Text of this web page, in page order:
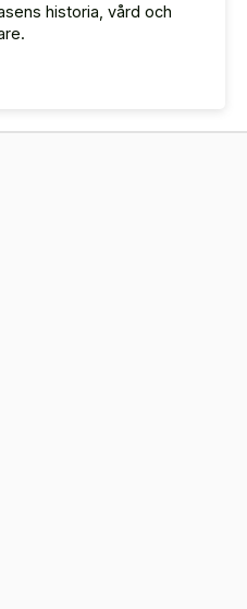
historia, vård och